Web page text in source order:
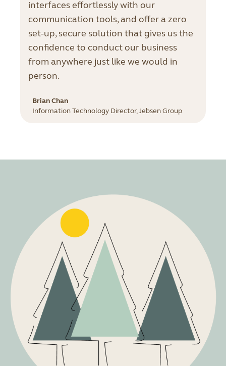
interfaces effortlessly with our
communication tools, and offer a zero
set-up, secure solution that gives us the
confidence to conduct our business
from anywhere just like we would in
person.
Brian Chan
Information Technology Director, Jebsen Group